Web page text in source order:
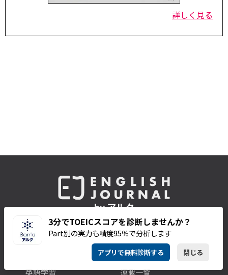
詳しく見る
3分でTOEICスコアを診断しませんか？
Part別の実力も精度95％で分析します
アプリで無料診断する 閉じる
by アルク
英語学習
SERIES & BOOKS
連載一覧